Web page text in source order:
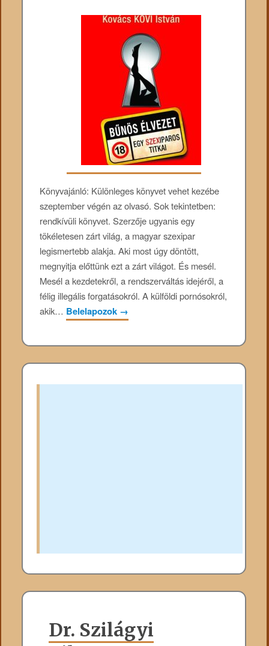
Könyvajánló: Különleges ​könyvet vehet kezébe
szeptember végén az olvasó. Sok tekintetben:
rendkívüli könyvet. Szerzője ugyanis egy
tökéletesen zárt világ, a magyar szexipar
legismertebb alakja. Aki most úgy döntött,
megnyitja előttünk ezt a zárt világot. És mesél.
Mesél a kezdetekről, a rendszerváltás idejéről, a
félig illegális forgatásokról. A külföldi pornósokról,
akik… Belelapozok →
Dr. Szilágyi